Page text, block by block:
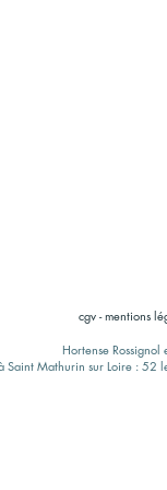
cgv-mentions
Hortense
Saint Mathurin sur Loire : 52